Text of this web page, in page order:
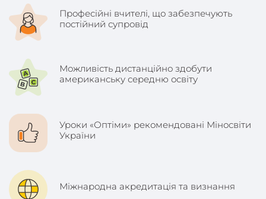
Професійні вчителі, що забезпечують
постійний супровід
Можливість дистанційно здобути
американську середню освіту
Уроки «Оптіми» рекомендовані Міносвіти
України
Міжнародна акредитація та визнання